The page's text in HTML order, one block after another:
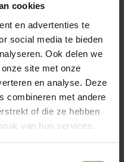
cookies
en advertenties te
social media te bieden
Ook delen we
site met onze
en analyse. Deze
combineren met andere
of die ze hebben
van hun services.